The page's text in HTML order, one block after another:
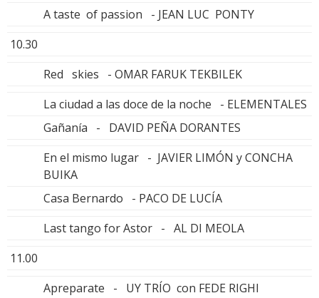
A taste of passion - JEAN LUC PONTY
10.30
Red skies - OMAR FARUK TEKBILEK
La ciudad a las doce de la noche - ELEMENTALES
Gañanía - DAVID PEÑA DORANTES
En el mismo lugar - JAVIER LIMÓN y CONCHA
BUIKA
Casa Bernardo - PACO DE LUCÍA
Last tango for Astor - AL DI MEOLA
11.00
Apreparate - UY TRÍO con FEDE RIGHI